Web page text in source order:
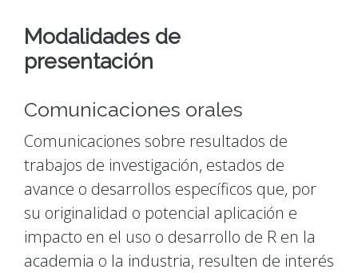
Modalidades de
presentación
Comunicaciones orales
Comunicaciones sobre resultados de
trabajos de investigación, estados de
avance o desarrollos específicos que, por
su originalidad o potencial aplicación e
impacto en el uso o desarrollo de R en la
academia o la industria, resulten de interés